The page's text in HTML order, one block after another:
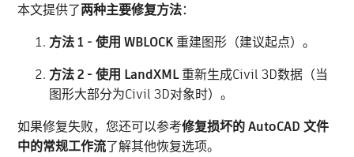
本文提供了两种主要修复方法：
方法 1 - 使用 WBLOCK重建图形（建议起点）。
方法 2 - 使用 LandXML重新生成Civil 3D数据（当
图形大部分为Civil 3D对象时）。
如果修复失败，您还可以参考修复损坏的 AutoCAD 文件
中的常规工作流了解其他恢复选项。